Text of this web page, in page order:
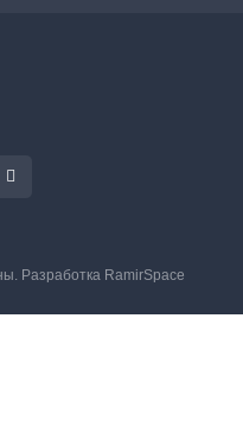
Разработка RamirSpace